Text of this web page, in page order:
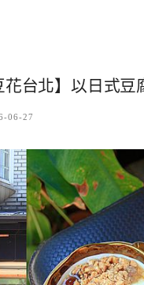
台北】以日式
06-27